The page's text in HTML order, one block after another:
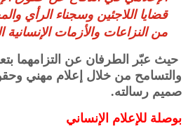
قضايا اللاجئين وسجناء الرأي
من النزاعات والأزمات الإنسانية
حيث عبّر الطرفان عن التزامهما
والتسامح من خلال إعلام مهني
صميم رسالته.
بوصلة للإعلام الإنساني